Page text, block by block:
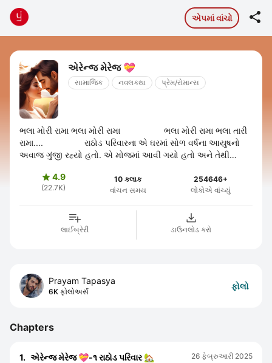
એપમાં વાંચો 
એરેન્જ મેરેજ 💝
સામાજિક નવલકથા પ્રેમ/રોમાન્સ
ભલા મોરી રામા ભલા મોરી રામા ભલા મોરી રામા ભલા તારી
રામા.... રાઠોડ પરિવારના એ ઘરમાં સોળ વર્ષના આયુષનો
અવાજ ગુંજી રહ્યો હતો. એ મોજમાં આવી ગયો હતો અને તેથી
 4.9
(22.7K)
10 કલાક
વાંચન સમય
254646+
લોકોએ વાંચ્યું
લાઈબ્રેરી ડાઉનલોડ કરો
Prayam Tapasya
6K ફોલોઅર્સ
ફોલો
Chapters
1. એરેન્જ મેરેજ 💝-૧ રાઠોડ પરિવાર 🏡 26 ફેબ્રુઆરી 2025